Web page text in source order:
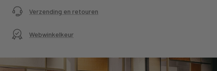
Verzending en retouren
Webwinkelkeur